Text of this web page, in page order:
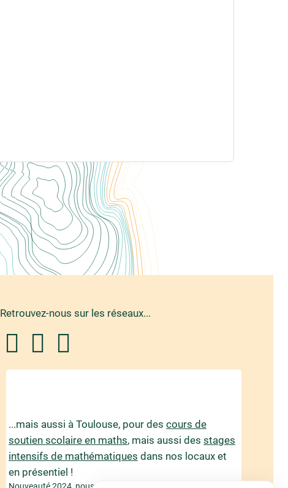
Retrouvez-nous sur les réseaux...
...mais aussi à Toulouse, pour des cours de
soutien scolaire en maths, mais aussi des stages
intensifs de mathématiques dans nos locaux et
en présentiel !